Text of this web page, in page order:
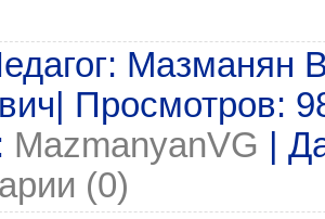
Мазманян
Просмотров:
MazmanyanVG |
(0)